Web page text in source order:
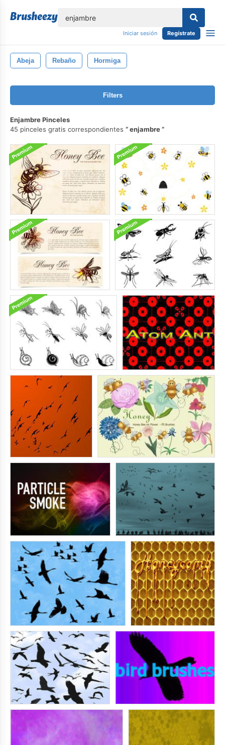
Iniciar sesión Regístrate
Abeja Rebaño Hormiga
Filters
Enjambre Pinceles
45 pinceles gratis correspondientes
enjambre